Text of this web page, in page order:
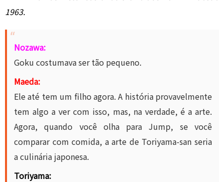
1963.
Nozawa:
Goku costumava ser tão pequeno.
Maeda:
Ele até tem um filho agora. A história provavelmente
tem algo a ver com isso, mas, na verdade, é a arte.
Agora, quando você olha para Jump, se você
comparar com comida, a arte de Toriyama-san seria
a culinária japonesa.
Toriyama: